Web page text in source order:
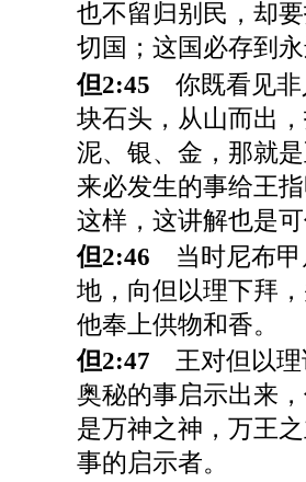
也不留归别民，却
切国；这国必存到永
但2:45 你既看见非
块石头，从山而出，
泥、银、金，那就
来必发生的事给王
这样，这讲解也是可
但2:46 当时尼布甲
地，向但以理下拜
他奉上供物和香。
但2:47 王对但以理
奥秘的事启示出来
是万神之神，万王
事的启示者。